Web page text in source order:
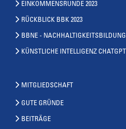
EINKOMMENSRUNDE 2023
RÜCKBLICK BBK 2023
BBNE - NACHHALTIGKEITSBILDUNG
KÜNSTLICHE INTELLIGENZ CHATGPT
MITGLIEDSCHAFT
GUTE GRÜNDE
BEITRÄGE